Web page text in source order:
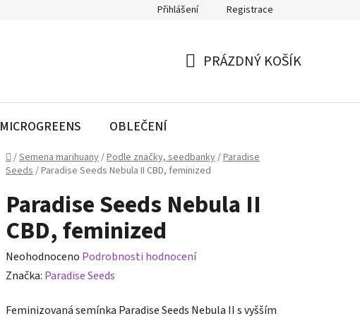
Přihlášení Registrace
PRÁZDNÝ KOŠÍK
MICROGREENS OBLEČENÍ
Domů
/Semena marihuany/Podle značky, seedbanky/Paradise
Seeds/Paradise Seeds Nebula II CBD, feminized
Paradise Seeds Nebula II
CBD, feminized
Průměrné
hodnocení
Neohodnoceno Podrobnosti hodnocení
Značka: Paradise Seeds
Feminizovaná semínka Paradise Seeds Nebula II s vyšším